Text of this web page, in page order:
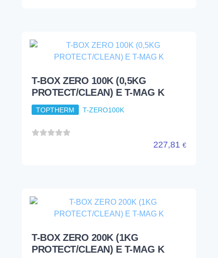
MAG X
TOPTHERM T-BOXEX1K
221,27
PROTECT/CLEAN) E T-MAG K
TOPTHERM T-ZERO100K
227,81